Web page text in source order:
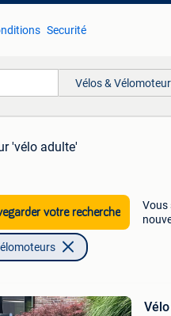
Securité
Vélos &
'vélo adulte'
votre recherche
Vous